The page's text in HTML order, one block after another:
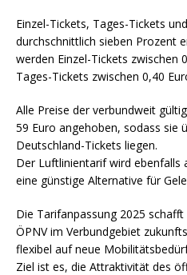
Einzel-Tickets, Tages-Tickets
durchschnittlich sieben Prozent
werden Einzel-Tickets zwischen
Tages-Tickets zwischen 0,40
Alle Preise der verbundweit
59 Euro angehoben, sodass sie
Deutschland-Tickets liegen.
Der Luftlinientarif wird ebenfalls
eine günstige Alternative für
Die Tarifanpassung 2025
ÖPNV im Verbundgebiet
flexibel auf neue
Ziel ist es, die Attraktivität des